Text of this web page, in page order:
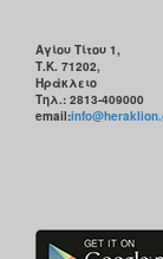
ΤΟΠΟΣ
ΠΟΛΗ
Αγίου Τίτου 1,
Τ.Κ. 71202,
Ηράκλειο
Τηλ.: 2813-409000
email: